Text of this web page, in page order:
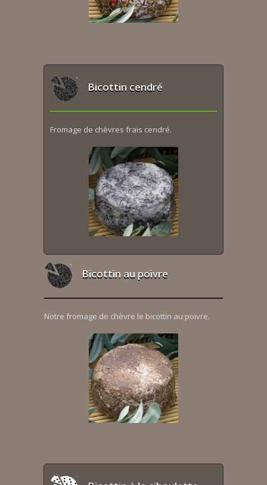
Bicottin cendré
Fromage de chèvres frais cendré.
Bicottin au poivre
Notre fromage de chèvre le bicottin au poivre.